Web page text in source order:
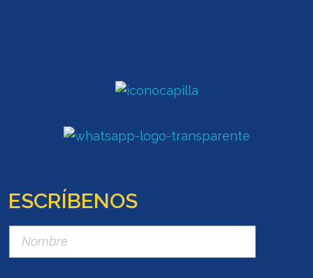
ESCRÍBENOS